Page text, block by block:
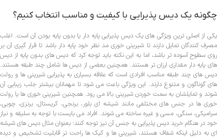
چگونه یک دیس پذیرایی با کیفیت و مناسب انتخاب کنیم؟
یکی از اصلی ترین ویژگی های یک دیس پذیرایی پایه دار یا بدون پایه بودن آن است. اغلب
مصرف کنندگان تمایل دارند تا شیرینی خوری مد نظر خود پایه دار باشد تا قرار گیری آن بر
روی سطوح آسوده تر باشد، اما به این نکته باید توجه کرد که دیس های بدون پایه از دیس
های پایه دار مقداری ارزان تر هستند. همچنین بعضی از دیس ها شامل چند طبقه هستند.
دیس های چند طبقه مناسب افرادی است که علاقه بسیاری به پذیرایی شیرینی ها و رولت
های گوناگون و متنوع دارند. این ویژگی باعث می شود تا مهمانان بیشتر جلب زیبایی آن
شوند و تمایلشان به سمت خوردن شیرینی بالا می رود. همچنین شیرینی خوری ها یا رولت
خوری ها در جنس های مختلفی مانند شیشه ای بلور، برنجی، کریستال، برنزی، چوبی،
سرامیکی، سنگی، مسی و غیره ساخته می شوند. افراد می بایست با توجه به سلیقه و نیاز
خود در هنگام خرید دیس پذیرایی به جنس آن نیز توجه کنند؛ بعنوان مثال دیس های شیشه
ای به دلیل اینکه شفاف هستند، شیرینی ها و کیک ها راحت تر قابلیت تشخیص و دیده